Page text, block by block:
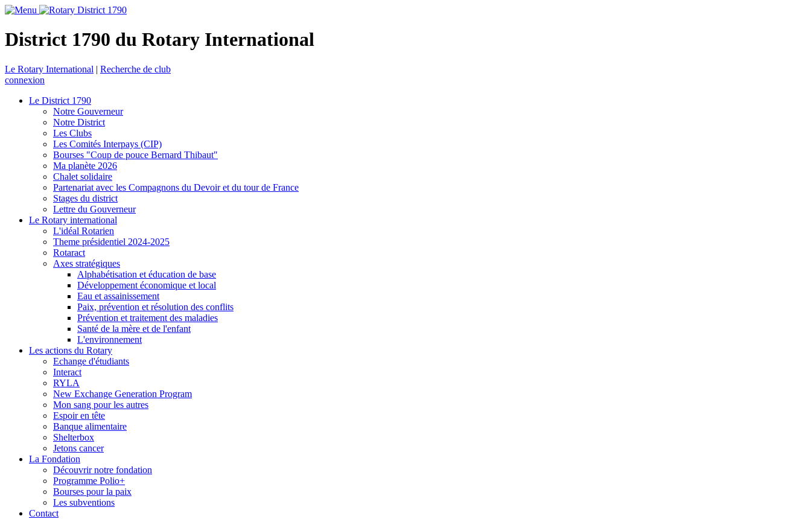
District 1790 du Rotary International
Le Rotary International | Recherche de club
connexion
Le District 1790
Notre Gouverneur
Notre District
Les Clubs
Les Comités Interpays (CIP)
Bourses "Coup de pouce Bernard Thibaut"
Ma planète 2026
Chalet solidaire
Partenariat avec les Compagnons du Devoir et du tour de France
Stages du district
Lettre du Gouverneur
Le Rotary international
L'idéal Rotarien
Theme présidentiel 2024-2025
Rotaract
Axes stratégiques
Alphabétisation et éducation de base
Développement économique et local
Eau et assainissement
Paix, prévention et résolution des conflits
Prévention et traitement des maladies
Santé de la mère et de l'enfant
L'environnement
Les actions du Rotary
Echange d'étudiants
Interact
RYLA
New Exchange Generation Program
Mon sang pour les autres
Espoir en tête
Banque alimentaire
Shelterbox
Jetons cancer
La Fondation
Découvrir notre fondation
Programme Polio+
Bourses pour la paix
Les subventions
Contact